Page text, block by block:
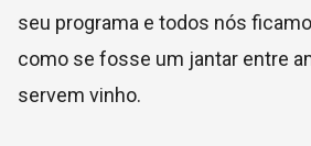
seu programa e todos nós
como se fosse um jantar entre
servem vinho.